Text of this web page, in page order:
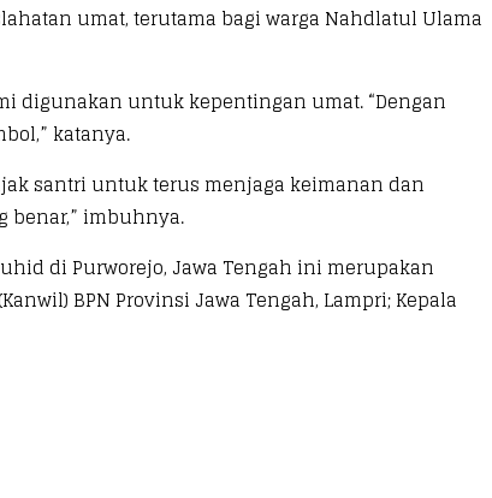
umat, terutama bagi warga Nahdlatul Ulama
digunakan untuk kepentingan umat. “Dengan
katanya.
santri untuk terus menjaga keimanan dan
benar,” imbuhnya.
di Purworejo, Jawa Tengah ini merupakan
BPN Provinsi Jawa Tengah, Lampri; Kepala